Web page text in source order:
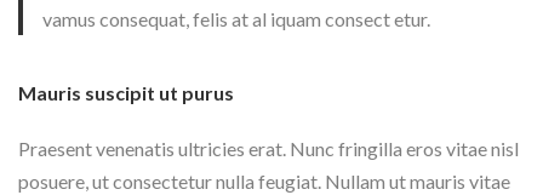
vamus consequat, felis at al iquam consect etur.
Mauris suscipit ut purus
Praesent venenatis ultricies erat. Nunc fringilla eros vitae nisl
posuere, ut consectetur nulla feugiat. Nullam ut mauris vitae